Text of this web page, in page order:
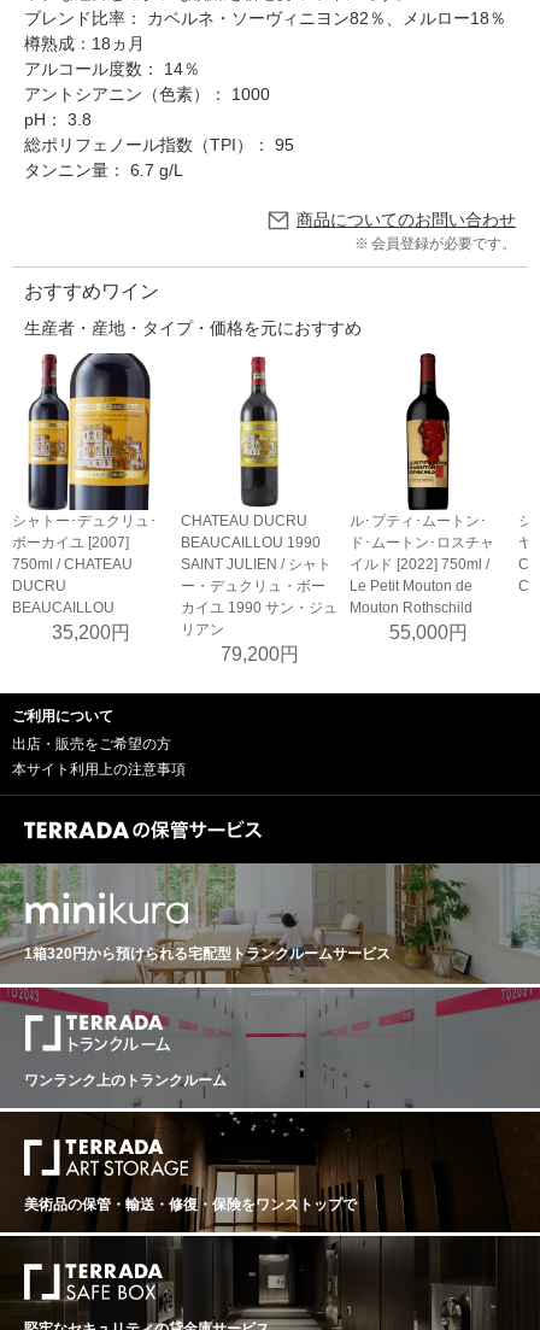
ブレンド比率： カベルネ・ソーヴィニヨン82％、メルロー18％
樽熟成：18ヵ月
アルコール度数： 14％
アントシアニン（色素）： 1000
pH： 3.8
総ポリフェノール指数（TPI）： 95
タンニン量： 6.7 g/L
商品についてのお問い合わせ
会員登録が必要です。
おすすめワイン
生産者・産地・タイプ・価格を元におすすめ
シャトー･デュクリュ･
ボーカイユ [2007]
750ml / CHATEAU
DUCRU
BEAUCAILLOU
35,200円
CHATEAU DUCRU
BEAUCAILLOU 1990
SAINT JULIEN / シャト
ー・デュクリュ・ボー
カイユ 1990 サン・ジュ
リアン
79,200円
ル･プティ･ムートン･
ド･ムートン･ロスチャ
イルド [2022] 750ml /
Le Petit Mouton de
Mouton Rothschild
55,000円
シ
ヤ
ご利用について
出店・販売をご希望の方
本サイト利用上の注意事項
1箱320円から預けられる宅配型トランクルームサービス
ワンランク上のトランクルーム
美術品の保管・輸送・修復・保険をワンストップで